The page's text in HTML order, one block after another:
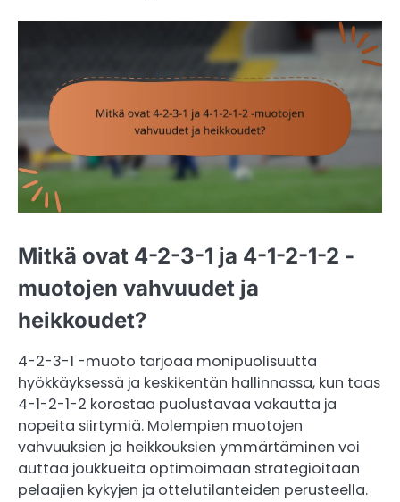
Mitkä ovat 4-2-3-1 ja 4-1-2-1-2 -
muotojen vahvuudet ja
heikkoudet?
4-2-3-1 -muoto tarjoaa monipuolisuutta
hyökkäyksessä ja keskikentän hallinnassa, kun taas
4-1-2-1-2 korostaa puolustavaa vakautta ja
nopeita siirtymiä. Molempien muotojen
vahvuuksien ja heikkouksien ymmärtäminen voi
auttaa joukkueita optimoimaan strategioitaan
pelaajien kykyjen ja ottelutilanteiden perusteella.